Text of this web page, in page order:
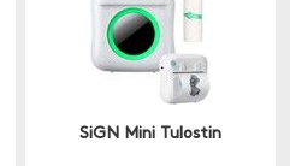
SiGN Mini Tulostin